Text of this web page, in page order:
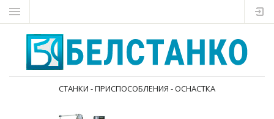
СТАНКИ - ПРИСПОСОБЛЕНИЯ - ОСНАСТКА